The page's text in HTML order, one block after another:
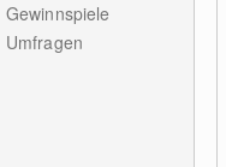
Gewinnspiele
Umfragen